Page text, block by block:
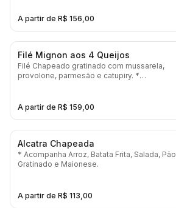
A partir de R$ 156,00
Filé Mignon aos 4 Queijos
Filé Chapeado gratinado com mussarela,
provolone, parmesão e catupiry. *
A partir de R$ 159,00
Alcatra Chapeada
* Acompanha Arroz, Batata Frita, Salada, Pão
Gratinado e Maionese.
A partir de R$ 113,00